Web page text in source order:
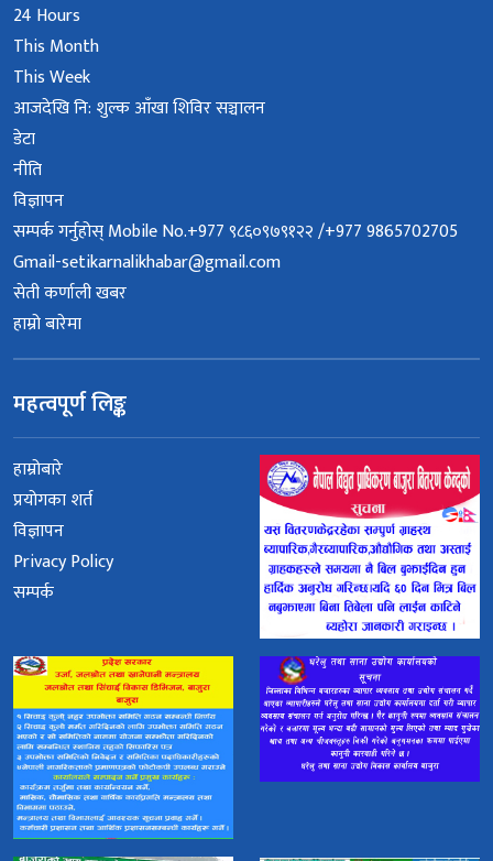
24 Hours
This Month
This Week
आजदेखि नि: शुल्क आँखा शिविर सञ्चालन
डेटा
नीति
विज्ञापन
सम्पर्क गर्नुहोस् Mobile No.+977 ९८६०९७९१२२ /+977 9865702705
Gmail-setikarnalikhabar@gmail.com
सेती कर्णाली खबर
हाम्रो बारेमा
महत्वपूर्ण लिङ्क
हाम्रोबारे
प्रयोगका शर्त
विज्ञापन
Privacy Policy
सम्पर्क